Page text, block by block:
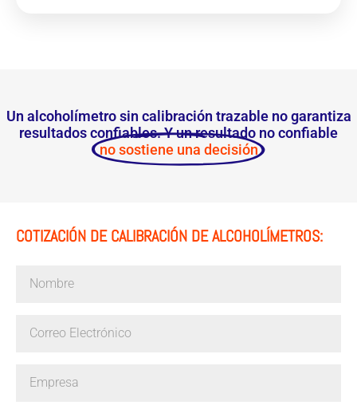
Un alcoholímetro sin calibración trazable no garantiza
resultados confiables. Y un resultado no confiable
no sostiene una decisión
COTIZACIÓN DE CALIBRACIÓN DE ALCOHOLÍMETROS: